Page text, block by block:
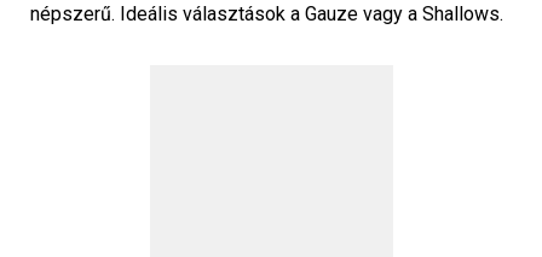
népszerű. Ideális választások a Gauze vagy a Shallows.